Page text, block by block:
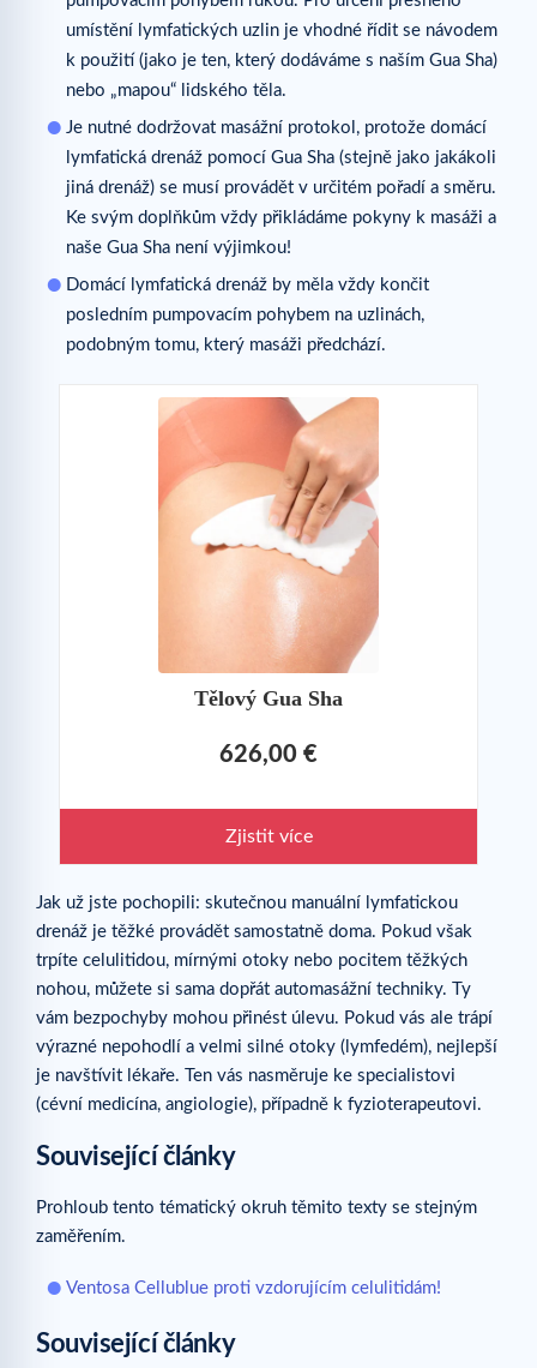
umístění lymfatických uzlin je vhodné řídit se návodem
k použití (jako je ten, který dodáváme s naším Gua Sha)
nebo „mapou“ lidského těla.
Je nutné dodržovat masážní protokol, protože domácí
lymfatická drenáž pomocí Gua Sha (stejně jako jakákoli
jiná drenáž) se musí provádět v určitém pořadí a směru.
Ke svým doplňkům vždy přikládáme pokyny k masáži a
naše Gua Sha není výjimkou!
Domácí lymfatická drenáž by měla vždy končit
posledním pumpovacím pohybem na uzlinách,
podobným tomu, který masáži předchází.
Tělový Gua Sha
626,00 €
Zjistit více
Jak už jste pochopili: skutečnou manuální lymfatickou
drenáž je těžké provádět samostatně doma. Pokud však
trpíte celulitidou, mírnými otoky nebo pocitem těžkých
nohou, můžete si sama dopřát automasážní techniky. Ty
vám bezpochyby mohou přinést úlevu. Pokud vás ale trápí
výrazné nepohodlí a velmi silné otoky (lymfedém), nejlepší
je navštívit lékaře. Ten vás nasměruje ke specialistovi
(cévní medicína, angiologie), případně k fyzioterapeutovi.
Související články
Prohloub tento tématický okruh těmito texty se stejným
zaměřením.
Ventosa Cellublue proti vzdorujícím celulitidám!
Související články